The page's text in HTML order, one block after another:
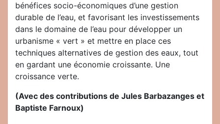
bénéfices socio-économiques d’une gestion
durable de l’eau, et favorisant les investissements
dans le domaine de l’eau pour développer un
urbanisme « vert » et mettre en place ces
techniques alternatives de gestion des eaux, tout
en gardant une économie croissante. Une
croissance verte.
(Avec des contributions de Jules Barbazanges et
Baptiste Farnoux)